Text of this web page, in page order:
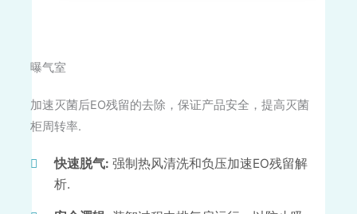
曝气室
加速灭菌后EO残留的去除，保证产品安全，提高灭菌
柜周转率.
快速脱气: 强制热风清洗和负压加速EO残留解
析.